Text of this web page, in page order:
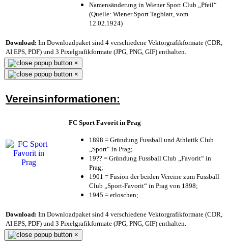
Namensänderung in Wiener Sport Club „Pfeil“
(Quelle: Wiener Sport Tagblatt, vom
12.02.1924)
Download: Im Downloadpaket sind 4 verschiedene Vektorgrafikformate (CDR,
AI EPS, PDF) und 3 Pixelgrafikformate (JPG, PNG, GIF) enthalten.
×
×
Vereinsinformationen:
FC Sport Favorit in Prag
1898 = Gründung Fussball und Athletik Club
„Sport“ in Prag;
19?? = Gründung Fussball Club „Favorit“ in
Prag;
1901 = Fusion der beiden Vereine zum Fussball
Club „Sport-Favorit“ in Prag von 1898;
1945 = erloschen;
Download: Im Downloadpaket sind 4 verschiedene Vektorgrafikformate (CDR,
AI EPS, PDF) und 3 Pixelgrafikformate (JPG, PNG, GIF) enthalten.
×